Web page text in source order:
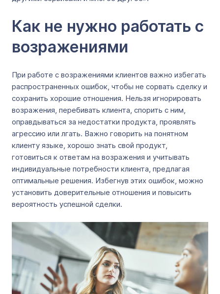
Как не нужно работать с
возражениями
При работе с возражениями клиентов важно избегать
распространенных ошибок, чтобы не сорвать сделку и
сохранить хорошие отношения. Нельзя игнорировать
возражения, перебивать клиента, спорить с ним,
оправдываться за недостатки продукта, проявлять
агрессию или лгать. Важно говорить на понятном
клиенту языке, хорошо знать свой продукт,
готовиться к ответам на возражения и учитывать
индивидуальные потребности клиента, предлагая
оптимальные решения. Избегнув этих ошибок, можно
установить доверительные отношения и повысить
вероятность успешной сделки.